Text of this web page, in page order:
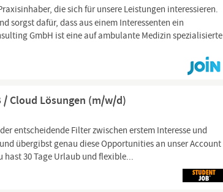
die sich für unsere Leistungen interessieren.
sorgst dafür, dass aus einem Interessenten ein
GmbH ist eine auf ambulante Medizin spezialisierte
Cloud Lösungen (m/w/d)
entscheidende Filter zwischen erstem Interesse und
übergibst genau diese Opportunities an unser Account
30 Tage Urlaub und flexible...